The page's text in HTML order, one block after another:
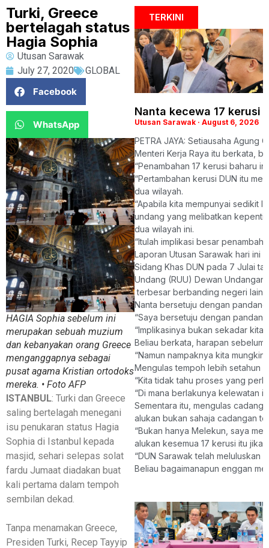
Turki, Greece
bertelagah status
Hagia Sophia
Utusan Sarawak
July 27, 2020
GLOBAL
Facebook
WhatsApp
HAGIA Sophia sebelum ini
merupakan sebuah muzium
dan kebanyakan orang Greece
menganggapnya sebagai
pusat agama Kristian ortodoks
mereka. • Foto AFP
ISTANBUL: Turki dan Greece
saling bertelagah menegani
isu penukaran status Hagia
Sophia di Istanbul kepada
masjid, sehari selepas solat
fardu Jumaat diadakan buat
kali pertama dalam tempoh
sembilan dekad.
Tanpa menamakan Greece,
Presiden Turki, Recep Tayyip
TERKINI
Nanta kecewa 17 kerusi
Utusan Sarawak August 6, 2026
PETRA JAYA: Setiausaha Agung
Menteri Kerja Raya itu berkata,
“Penambahan 17 kerusi baharu
“Pertambahan kerusi DUN itu
dua wilayah.
“Apabila kita mempunyai sedikit
undang yang melibatkan
dua wilayah ini.
“Itulah implikasi besar
Laporan Utusan Sarawak hari ini
Sidang Khas DUN pada 7 Julai
Undang (RUU) Dewan
terbesar berbanding negeri lain
Nanta bersetuju dengan
“Saya bersetuju dengan
“Implikasinya bukan sekadar
Beliau berkata, harapan sebelum
“Namun nampaknya kita
Mengulas tempoh lebih setahun
“Kita tidak tahu proses yang
“Di mana berlakunya kelewatan
Sementara itu, mengulas
alukan bukan sahaja cadangan
“Bukan hanya Melekun, saya
alukan kesemua 17 kerusi itu jika
“DUN Sarawak telah
Beliau bagaimanapun enggan